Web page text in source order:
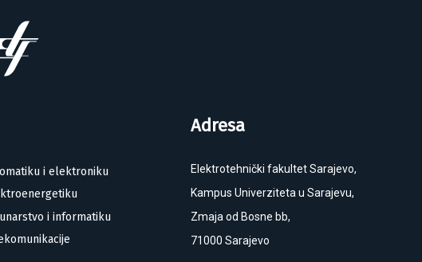
i elektroniku
i informatiku
Adresa
Elektrotehnički fakultet Sarajevo,
Kampus Univerziteta u Sarajevu,
Zmaja od Bosne bb,
71000 Sarajevo